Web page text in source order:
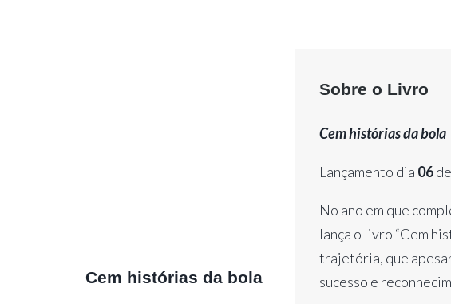
Cem histórias da bola
Sobre o Livro
Cem histórias da bola
Lançamento dia 06
No ano em que
lança o livro “Cem
trajetória, que
sucesso e